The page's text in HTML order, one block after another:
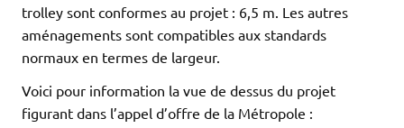
trolley sont conformes au projet : 6,5 m. Les autres
aménagements sont compatibles aux standards
normaux en termes de largeur.
Voici pour information la vue de dessus du projet
figurant dans l’appel d’offre de la Métropole :